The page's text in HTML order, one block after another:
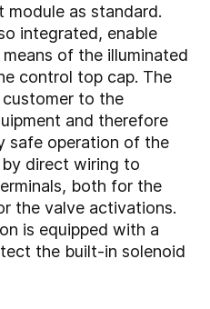
module as standard.
integrated, enable
of the illuminated
control top cap. The
to the
and therefore
safe operation of the
direct wiring to
both for the
the valve activations.
is equipped with a
the built-in solenoid